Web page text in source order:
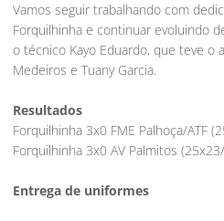
Vamos seguir trabalhando com
Forquilhinha e continuar evoluindo
o técnico Kayo Eduardo, que teve o
Medeiros e Tuany Garcia.
Resultados
Forquilhinha 3x0 FME Palhoça/ATF
Forquilhinha 3x0 AV Palmitos
Entrega de uniformes